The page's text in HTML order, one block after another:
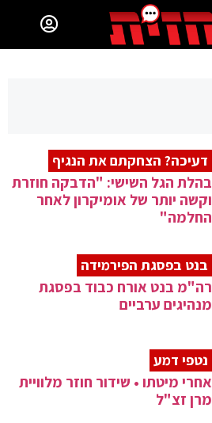
דעיכה? הצחקתם את הנגיף
בהלת הגל השישי: "הדבקה חוזרת
וקשה יותר של אומיקרון לאחר
החלמה"
בנט בפסגת הפירמידה
רה"מ בנט אורח כבוד בפסגת
מנהיגים ערביים
נטפי דמע
אחרי מיטתו • שידור חוזר מלוויית
מרן זצ"ל